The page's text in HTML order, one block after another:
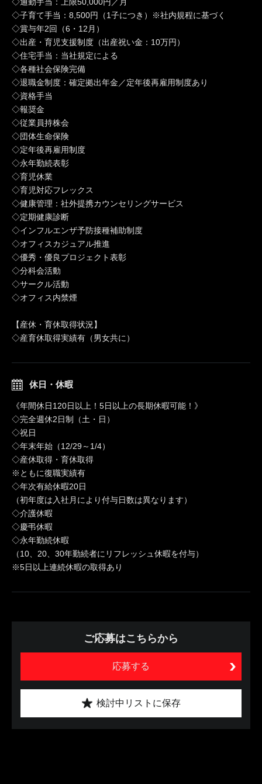
◇子育て手当：8,500円（1子につき）※社内規程に基づく
◇賞与年2回（6・12月）
◇出産・育児支援制度（出産祝い金：10万円）
◇住宅手当：当社規定による
◇各種社会保険完備
◇退職金制度：確定拠出年金／定年後再雇用制度あり
◇資格手当
◇報奨金
◇従業員持株会
◇団体生命保険
◇定年後再雇用制度
◇永年勤続表彰
◇育児休業
◇育児対応フレックス
◇健康管理：社外提携カウンセリングサービス
◇定期健康診断
◇インフルエンザ予防接種補助制度
◇オフィスカジュアル推進
◇優秀・優良プロジェクト表彰
◇分科会活動
◇サークル活動
◇オフィス内禁煙
【産休・育休取得状況】
◇産育休取得実績有（男女共に）
休日・休暇
《年間休日120日以上！5日以上の長期休暇可能！》
◇完全週休2日制（土・日）
◇祝日
◇年末年始（12/29～1/4）
◇産休取得・育休取得
※ともに復職実績有
◇年次有給休暇20日
（初年度は入社月により付与日数は異なります）
◇介護休暇
◇慶弔休暇
◇永年勤続休暇
（10、20、30年勤続者にリフレッシュ休暇を付与）
※5日以上連続休暇の取得あり
ご応募はこちらから
応募する
検討中リストに保存